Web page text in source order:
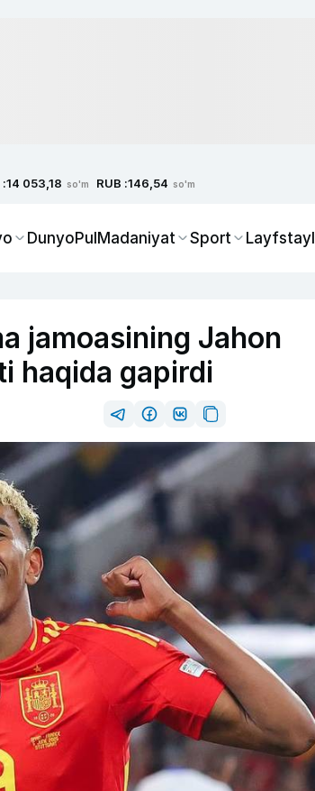
:14 053,18 so'm RUB :146,54 so'm
DunyoPulMadaniyat Sport Layfstayl
jamoasining Jahon
haqida gapirdi